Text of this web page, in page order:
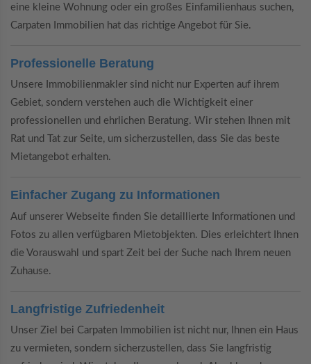
eine kleine Wohnung oder ein großes Einfamilienhaus suchen,
Carpaten Immobilien hat das richtige Angebot für Sie.
Professionelle Beratung
Unsere Immobilienmakler sind nicht nur Experten auf ihrem
Gebiet, sondern verstehen auch die Wichtigkeit einer
professionellen und ehrlichen Beratung. Wir stehen Ihnen mit
Rat und Tat zur Seite, um sicherzustellen, dass Sie das beste
Mietangebot erhalten.
Einfacher Zugang zu Informationen
Auf unserer Webseite finden Sie detaillierte Informationen und
Fotos zu allen verfügbaren Mietobjekten. Dies erleichtert Ihnen
die Vorauswahl und spart Zeit bei der Suche nach Ihrem neuen
Zuhause.
Langfristige Zufriedenheit
Unser Ziel bei Carpaten Immobilien ist nicht nur, Ihnen ein Haus
zu vermieten, sondern sicherzustellen, dass Sie langfristig